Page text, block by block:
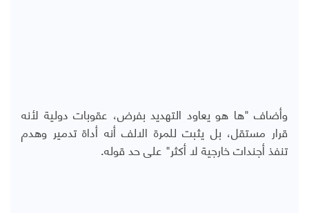
وأضاف "ها هو يعاود التهديد بفرض، عقوبات دولية لأنه
قرار مستقل، بل يثبت للمرة الالف أنه أداة تدمير وهدم
تنفذ أجندات خارجية لا أكثر" على حد قوله.